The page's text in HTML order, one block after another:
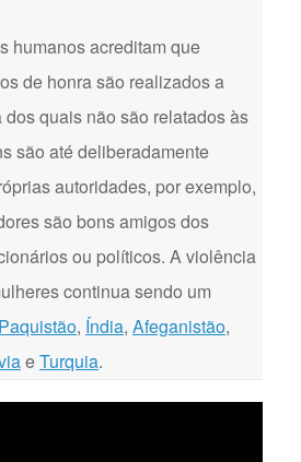
humanos acreditam que
de honra são realizados a
quais não são relatados às
são até deliberadamente
autoridades, por exemplo,
são bons amigos dos
ou políticos. A violência
continua sendo um
Paquistão, Índia, Afeganistão,
eTurquia.